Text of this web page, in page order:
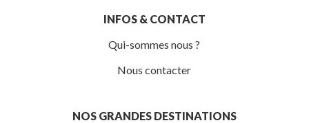
INFOS & CONTACT
Qui-sommes nous ?
Nous contacter
NOS GRANDES DESTINATIONS